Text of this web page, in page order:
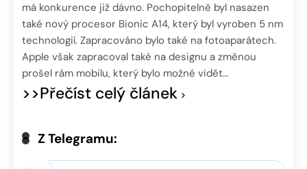
má konkurence již dávno. Pochopitelně byl nasazen
také nový procesor Bionic A14, který byl vyroben 5 nm
technologií. Zapracováno bylo také na fotoaparátech.
Apple však zapracoval také na designu a změnou
prošel rám mobilu, který bylo možné vidět…
>>Přečíst celý článek
Z Telegramu: